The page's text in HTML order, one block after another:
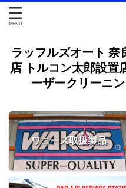
ラッフルズオート 奈
店 トルコン太郎設置
ーザークリーニ
ワコーズ取扱製品